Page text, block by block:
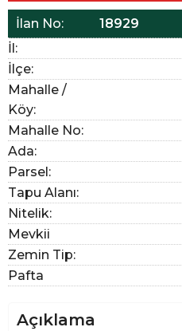
İlan No:
18929
İl:
İlçe:
Mahalle /
Köy:
Mahalle No:
Ada:
Parsel:
Tapu Alanı:
Nitelik:
Mevkii
Zemin Tip:
Pafta
Açıklama